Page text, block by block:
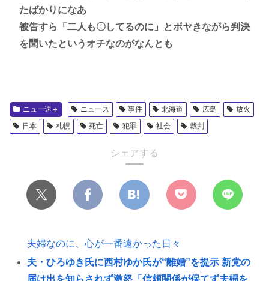
たばかりになあ
被告すら「二人も〇してるのに」とボヤきながら判決
を聞いたというオチなのがなんとも
ニュー速＋ ニュース 事件 北海道 広島
放火
日本
札幌 死亡 犯罪 社会 裁判
シェアする
夫婦なのに、心が一番遠かった日々
夫・ひろゆき氏に西村ゆか氏が“離婚”を提示 新党の